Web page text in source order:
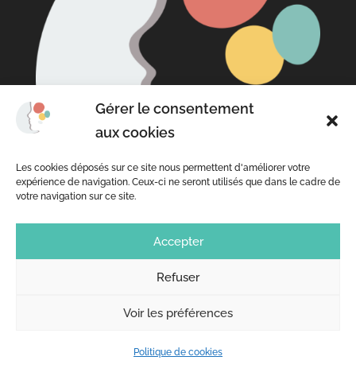
Gérer le consentement
aux cookies
Les cookies déposés sur ce site nous permettent d'améliorer votre
expérience de navigation. Ceux-ci ne seront utilisés que dans le cadre de
votre navigation sur ce site.
Accepter
Refuser
Voir les préférences
Politique de cookies
 Gepalm
info@gepalm.org